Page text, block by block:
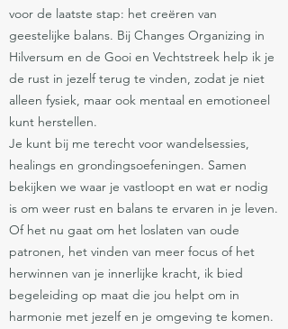
voor de laatste stap: het creëren van
geestelijke balans. Bij Changes Organizing in
Hilversum en de Gooi en Vechtstreek help ik je
de rust in jezelf terug te vinden, zodat je niet
alleen fysiek, maar ook mentaal en emotioneel
kunt herstellen.
Je kunt bij me terecht voor wandelsessies,
healings en grondingsoefeningen. Samen
bekijken we waar je vastloopt en wat er nodig
is om weer rust en balans te ervaren in je leven.
Of het nu gaat om het loslaten van oude
patronen, het vinden van meer focus of het
herwinnen van je innerlijke kracht, ik bied
begeleiding op maat die jou helpt om in
harmonie met jezelf en je omgeving te komen.